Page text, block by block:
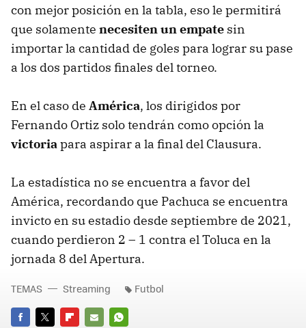
con mejor posición en la tabla, eso le permitirá
que solamente necesiten un empate sin
importar la cantidad de goles para lograr su pase
a los dos partidos finales del torneo.
En el caso de América, los dirigidos por
Fernando Ortiz solo tendrán como opción la
victoriapara aspirar a la final del Clausura.
La estadística no se encuentra a favor del
América, recordando que Pachuca se encuentra
invicto en su estadio desde septiembre de 2021,
cuando perdieron 2 – 1 contra el Toluca en la
jornada 8 del Apertura.
TEMAS Streaming Futbol